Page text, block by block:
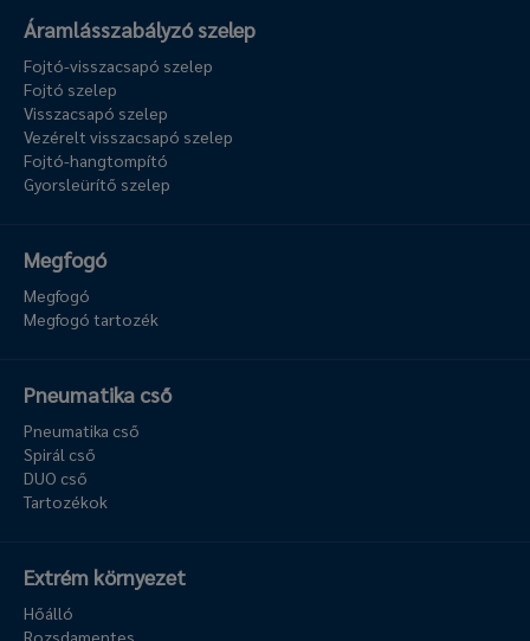
Áramlásszabályzó szelep
Fojtó-visszacsapó szelep
Fojtó szelep
Visszacsapó szelep
Vezérelt visszacsapó szelep
Fojtó-hangtompító
Gyorsleürítő szelep
Megfogó
Megfogó
Megfogó tartozék
Pneumatika cső
Pneumatika cső
Spirál cső
DUO cső
Tartozékok
Extrém környezet
Hőálló
Rozsdamentes